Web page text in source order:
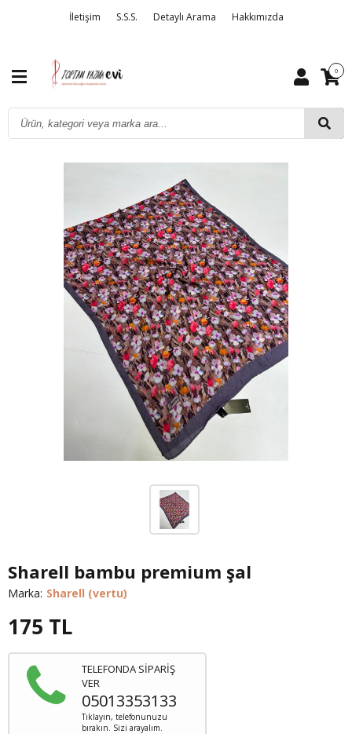
İletişim S.S.S. Detaylı Arama Hakkımızda
0
Sharell bambu premium şal
Marka: Sharell (vertu)
175 TL
TELEFONDA SİPARİŞ
VER
05013353133
Tıklayın, telefonunuzu
bırakın. Sizi arayalım.